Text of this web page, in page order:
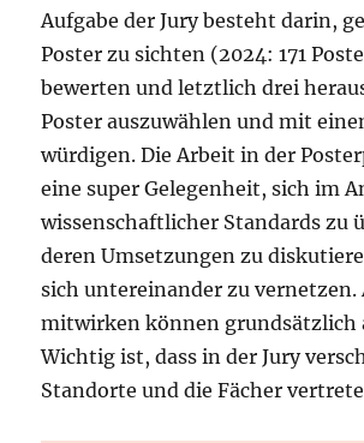
Aufgabe der Jury besteht darin,
Poster zu sichten (2024: 171
bewerten und letztlich drei
Poster auszuwählen und mit
würdigen. Die Arbeit in der
eine super Gelegenheit, sich im
wissenschaftlicher Standards zu
deren Umsetzungen zu
sich untereinander zu vernetzen.
mitwirken können grundsätzlich
Wichtig ist, dass in der Jury
Standorte und die Fächer